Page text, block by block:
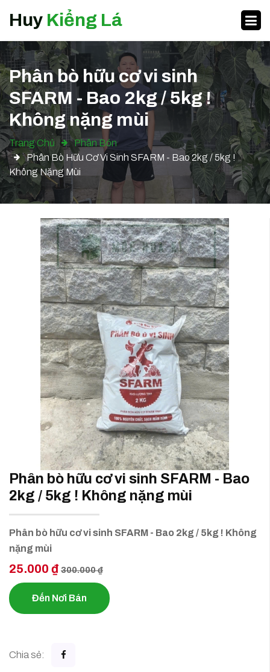
Huy Kiểng Lá
Phân bò hữu cơ vi sinh
SFARM - Bao 2kg / 5kg !
Không nặng mùi
Trang Chủ
Phân Bón
Phân Bò Hữu Cơ Vi Sinh SFARM - Bao 2kg / 5kg !
Không Nặng Mùi
Phân bò hữu cơ vi sinh SFARM - Bao
2kg / 5kg ! Không nặng mùi
Phân bò hữu cơ vi sinh SFARM - Bao 2kg / 5kg ! Không
nặng mùi
25.000 ₫ 300.000 ₫
Đến Nơi Bán
Chia sẻ: